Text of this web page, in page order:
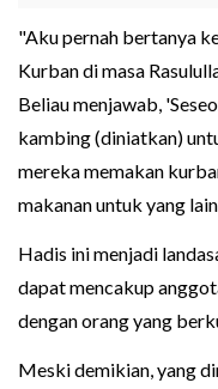
"Aku pernah bertanya
Kurban di masa
Beliau menjawab,
kambing (diniatkan)
mereka memakan
makanan untuk yang
Hadis ini menjadi
dapat mencakup
dengan orang yang
Meski demikian, yang